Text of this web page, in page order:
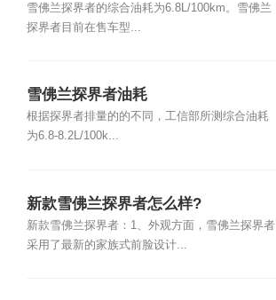
雪佛兰探界者的综合油耗为6.8L/100km。雪佛兰
探界者目前在售车型...
雪佛兰探界者油耗
根据探界者排量的的不同，工信部所测综合油耗
为6.8-8.2L/100k...
新款雪佛兰探界者怎么样?
新款雪佛兰探界者：1、外观方面，雪佛兰探界者
采用了最新的家族式前脸设计...